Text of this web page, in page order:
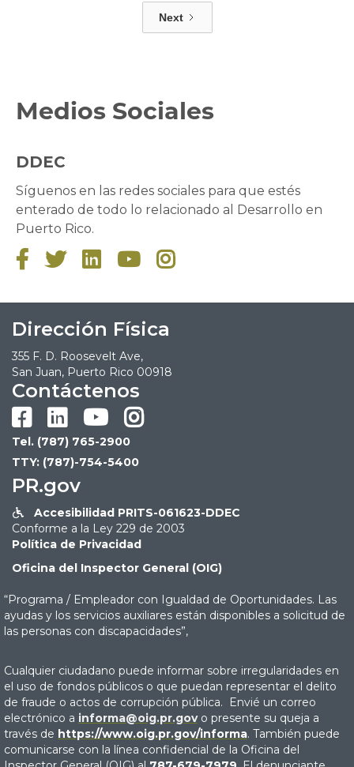
Next
Medios Sociales
DDEC
Síguenos en las redes sociales para que estés
enterado de todo lo relacionado al Desarrollo en
Puerto Rico.
    
Dirección Física
355 F. D. Roosevelt Ave,
San Juan, Puerto Rico 00918
Contáctenos

  
Tel. (787) 765-2900
TTY: (787)-754-5400
PR.gov

Accesibilidad PRITS-061623-DDEC
Conforme a la Ley 229 de 2003
Política de Privacidad
Oficina del Inspector General (OIG)
“Programa / Empleador con Igualdad de Oportunidades. Las
ayudas y los servicios auxiliares están disponibles a solicitud de
las personas con discapacidades”,
Cualquier ciudadano puede informar sobre irregularidades en
el uso de fondos públicos o que puedan representar el delito
de fraude o actos de corrupción pública. Envié un correo
electrónico a informa@oig.pr.govo presente su queja a
través de https://www.oig.pr.gov/informa. También puede
comunicarse con la línea confidencial de la Oficina del